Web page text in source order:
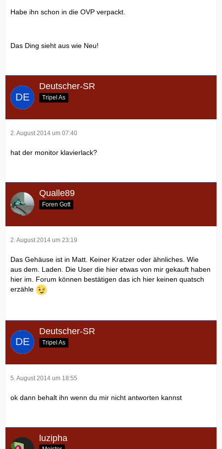
Habe ihn schon in die OVP verpackt.
Das Ding sieht aus wie Neu!
Deutscher-SR
Tripel As
2. August 2014 um 07:40
hat der monitor klavierlack?
Qualle89
Foren Gott
2. August 2014 um 23:19
Das Gehäuse ist in Matt. Keiner Kratzer oder ähnliches. Wie
aus dem. Laden. Die User die hier etwas von mir gekauft haben
hier im. Forum können bestätigen das ich hier keinen quatsch
erzähle
Deutscher-SR
Tripel As
5. August 2014 um 18:55
ok dann behalt ihn wenn du mir nicht antworten kannst
luzipha